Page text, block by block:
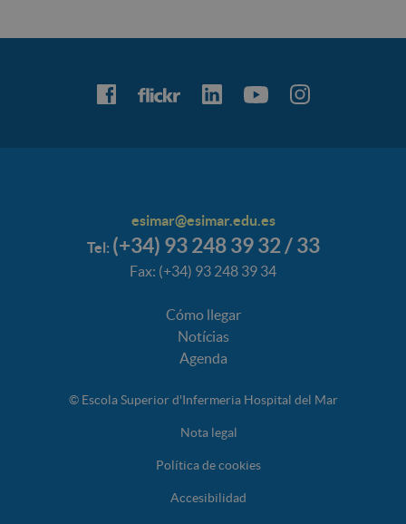
esimar@esimar.edu.es
Tel: (+34) 93 248 39 32 / 33
Fax: (+34) 93 248 39 34
Cómo llegar
Notícias
Agenda
© Escola Superior d'Infermeria Hospital del Mar
Nota legal
Política de cookies
Accesibilidad